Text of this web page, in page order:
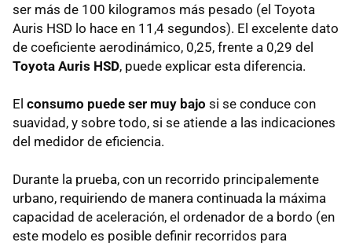
ser más de 100 kilogramos más pesado (el Toyota
Auris HSD lo hace en 11,4 segundos). El excelente dato
de coeficiente aerodinámico, 0,25, frente a 0,29 del
Toyota Auris HSD, puede explicar esta diferencia.
El consumo puede ser muy bajo si se conduce con
suavidad, y sobre todo, si se atiende a las indicaciones
del medidor de eficiencia.
Durante la prueba, con un recorrido principalemente
urbano, requiriendo de manera continuada la máxima
capacidad de aceleración, el ordenador de a bordo (en
este modelo es posible definir recorridos para